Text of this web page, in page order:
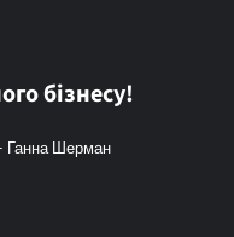
бізнесу!
Ганна Шерман